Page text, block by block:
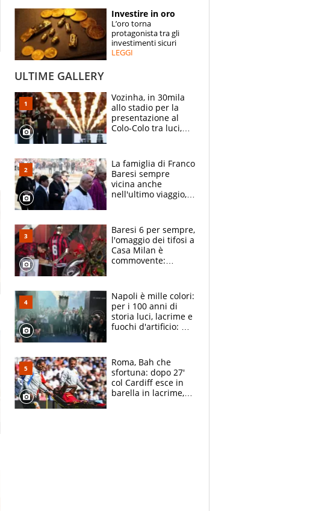
ESPERTI
CONTATTI
Investire in oro
L’oro torna
protagonista tra gli
investimenti sicuri
LEGGI
ULTIME GALLERY
Vozinha, in 30mila
allo stadio per la
presentazione al
Colo-Colo tra luci,
La famiglia di Franco
Baresi sempre
vicina anche
nell'ultimo viaggio,
circondati
dall'affetto dei tifosi
Baresi 6 per sempre,
l'omaggio dei tifosi a
Casa Milan è
commovente:
bigliettini
Napoli è mille colori:
per i 100 anni di
storia luci, lacrime e
fuochi d'artificio: De
Roma, Bah che
sfortuna: dopo 27'
col Cardiff esce in
barella in lacrime,